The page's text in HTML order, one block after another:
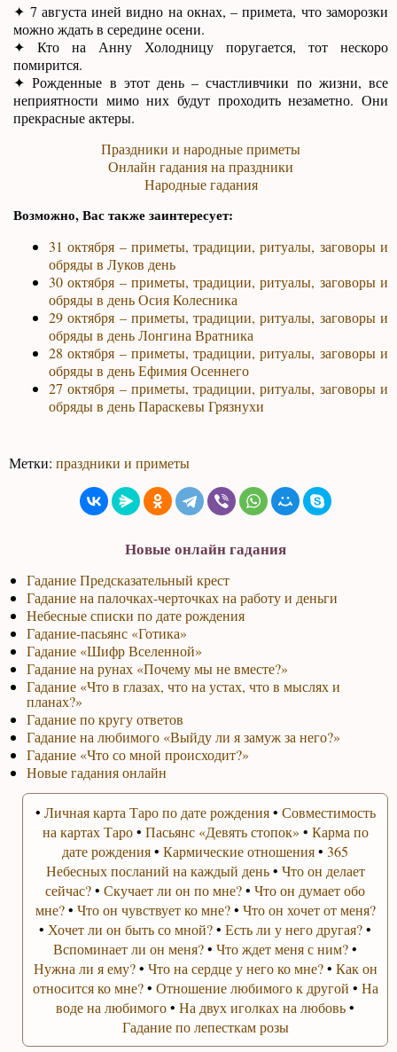
✦ 7 августа иней видно на окнах, – примета, что заморозки
можно ждать в середине осени.
✦ Кто на Анну Холодницу поругается, тот нескоро
помирится.
✦ Рожденные в этот день – счастливчики по жизни, все
неприятности мимо них будут проходить незаметно. Они
прекрасные актеры.
Праздники и народные приметы
Онлайн гадания на праздники
Народные гадания
Возможно, Вас также заинтересует:
31 октября – приметы, традиции, ритуалы, заговоры и
обряды в Луков день
30 октября – приметы, традиции, ритуалы, заговоры и
обряды в день Осия Колесника
29 октября – приметы, традиции, ритуалы, заговоры и
обряды в день Лонгина Вратника
28 октября – приметы, традиции, ритуалы, заговоры и
обряды в день Ефимия Осеннего
27 октября – приметы, традиции, ритуалы, заговоры и
обряды в день Параскевы Грязнухи
Метки:праздники и приметы
Новые онлайн гадания
Гадание Предсказательный крест
Гадание на палочках-черточках на работу и деньги
Небесные списки по дате рождения
Гадание-пасьянс «Готика»
Гадание «Шифр Вселенной»
Гадание на рунах «Почему мы не вместе?»
Гадание «Что в глазах, что на устах, что в мыслях и
планах?»
Гадание по кругу ответов
Гадание на любимого «Выйду ли я замуж за него?»
Гадание «Что со мной происходит?»
Новые гадания онлайн
• Личная карта Таро по дате рождения• Совместимость
на картах Таро• Пасьянс «Девять стопок» • Карма по
дате рождения•Кармические отношения•365
Небесных посланий на каждый день• Что он делает
сейчас?•Скучает ли он по мне?•Что он думает обо
мне?• Что он чувствует ко мне?• Что он хочет от меня?
• Хочет ли он быть со мной?•Есть ли у него другая?•
Вспоминает ли он меня?•Что ждет меня с ним?•
Нужна ли я ему?• Что на сердце у него ко мне?• Как он
относится ко мне?• Отношение любимого к другой • На
воде на любимого•На двух иголках на любовь•
Гадание по лепесткам розы